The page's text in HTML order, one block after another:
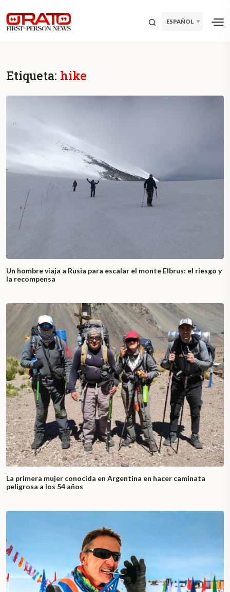
ESPAÑOL
Etiqueta: hike
Un hombre viaja a Rusia para escalar el monte Elbrus: el riesgo y
la recompensa
La primera mujer conocida en Argentina en hacer caminata
peligrosa a los 54 años